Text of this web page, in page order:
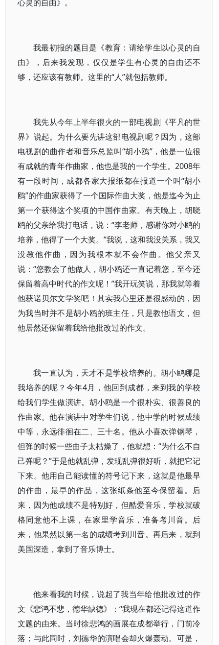
心灵的自由》。
我最初报的题目是《教育：请给学生以心灵的自
由》，后来我发现，仅仅是学生有心灵的自由还不
够，还应该有教师。这里的“人”就包括教师。
我先从今年上半年很火的一部电视剧《平凡的世
界》说起。为什么要先讲这部电视剧呢？因为，这部
电视剧的曲作者和音乐总监叫“胡小鸥”，他是一位很
有成就的青年作曲家，他也是我的一个学生。2008年
有一段时间，成都各家大报纸都在报道一个叫“胡小
鸥”的作曲家获得了一个国际作曲大奖，他是迄今为止
第一个获得这个奖项的中国作曲家。有天晚上，胡晓
鸥的父亲给我打电话，说：“李老师，感谢你对小鸥的
培养，他得了一个大奖。”我说，这和我没关系，我又
没教他作曲，因为我根本就不会作曲。他父亲又
说：“您教会了他做人，胡小鸥还一直记着您，至今还
保留着高中时代的作文呢！”我开玩笑说，那我就等着
他获诺贝尔文学奖吧！其实我心里还是很感动的，因
为我当时并不是胡小鸥的班主任，只是教他语文，但
他居然还保留着我给他批改过的作文。
我一直认为，天才不是学校培养的。胡小鸥哪是
我培养的呢？今年4月，他回到成都，来到我的学校
给我们学生做演讲。胡小鸥是一个很朴实、很善良的
作曲家。他在演讲中对学生们说，他中学的时候成绩
中等，永远徘徊在二、三十名。他从小喜欢弹钢琴，
但弹的时候一些曲子太枯燥了，他就想：“为什么不自
己弹呢？”于是他就乱弹，发现乱弹很好听，就把它记
下来。他用自己能读懂的符号记下来，这就是他最早
的作曲，最早的作品，这张纸条他至今保留着。后
来，因为他成绩不是特别好，但酷爱音乐，学校就破
格同意他不上课，在家里学音乐，准备考川音。后
来，他果然以第一名的成绩考到川音。再后来，就到
美国深造，拿到了音乐博士。
他来看我的时候，说起了我当年给他批改过的作
文《悲鸿不悲，德华缺德》：“我现在都还记得这道作
文题的由来。当时徐悲鸿的画展在成都举行，门前冷
落；与此同时，刘德华的演唱会却火爆轰动。可是，